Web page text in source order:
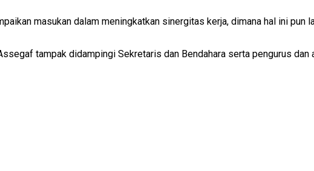
masukan dalam meningkatkan sinergitas kerja, dimana hal ini pun
tampak didampingi Sekretaris dan Bendahara serta pengurus dan